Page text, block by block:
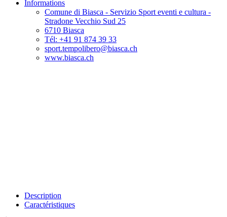
Informations
Comune di Biasca - Servizio Sport eventi e cultura -
Stradone Vecchio Sud 25
6710 Biasca
Tél: +41 91 874 39 33
sport.tempolibero@biasca.ch
www.biasca.ch
Description
Caractéristiques